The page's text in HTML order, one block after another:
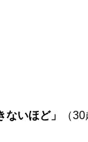
いほど」
（